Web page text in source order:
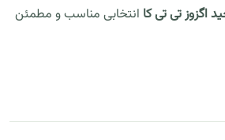
اگزوز تی تی کا انتخابی مناسب و مطمئن